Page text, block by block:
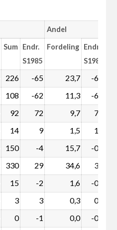
Andel
Sum Endr.
S1985
Fordeling Endr.
S1985
226 -65 23,7 -6,2
108 -62 11,3 -6,1
92 72 9,7 7,6
14 9 1,5 1,0
150 -4 15,7 -0,1
330 29 34,6 3,7
15 -2 1,6 -0,2
3 3 0,3 0,3
0 -1 0,0 -0,1